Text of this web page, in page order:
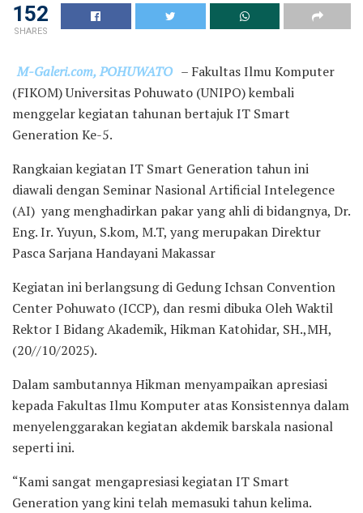
152
SHARES
M-Galeri.com, POHUWATO – Fakultas Ilmu Komputer
(FIKOM) Universitas Pohuwato (UNIPO) kembali
menggelar kegiatan tahunan bertajuk IT Smart
Generation Ke-5.
Rangkaian kegiatan IT Smart Generation tahun ini
diawali dengan Seminar Nasional Artificial Intelegence
(AI) yang menghadirkan pakar yang ahli di bidangnya, Dr.
Eng. Ir. Yuyun, S.kom, M.T, yang merupakan Direktur
Pasca Sarjana Handayani Makassar
Kegiatan ini berlangsung di Gedung Ichsan Convention
Center Pohuwato (ICCP), dan resmi dibuka Oleh Waktil
Rektor I Bidang Akademik, Hikman Katohidar, SH.,MH,
(20//10/2025).
Dalam sambutannya Hikman menyampaikan apresiasi
kepada Fakultas Ilmu Komputer atas Konsistennya dalam
menyelenggarakan kegiatan akdemik barskala nasional
seperti ini.
“Kami sangat mengapresiasi kegiatan IT Smart
Generation yang kini telah memasuki tahun kelima.